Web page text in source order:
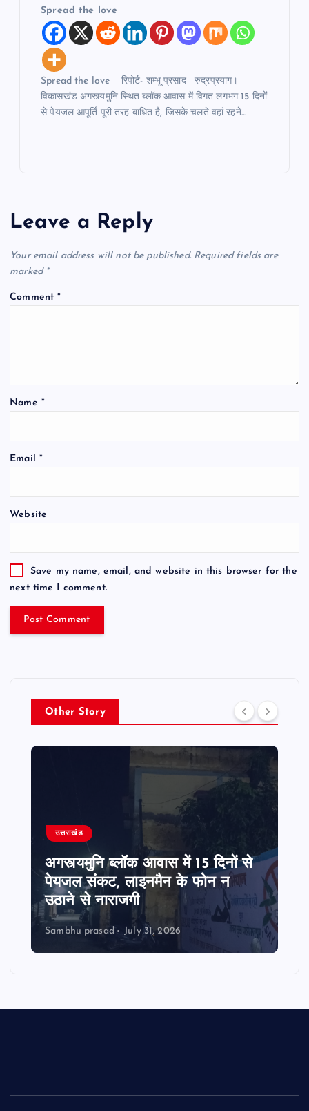
Spread the love
Spread the love रिपोर्ट- शम्भू प्रसाद रुद्रप्रयाग।
विकासखंड अगस्त्यमुनि स्थित ब्लॉक आवास में विगत लगभग 15 दिनों
से पेयजल आपूर्ति पूरी तरह बाधित है, जिसके चलते वहां रहने…
Leave a Reply
Your email address will not be published. Required fields are
marked *
Comment*
Name *
Email *
Website
Save my name, email, and website in this browser for the
next time I comment.
Other Story
उत्तराखंड
अगस्त्यमुनि ब्लॉक आवास में 15 दिनों से
पेयजल संकट, लाइनमैन के फोन न
उठाने से नाराजगी
Sambhu prasad July 31, 2026